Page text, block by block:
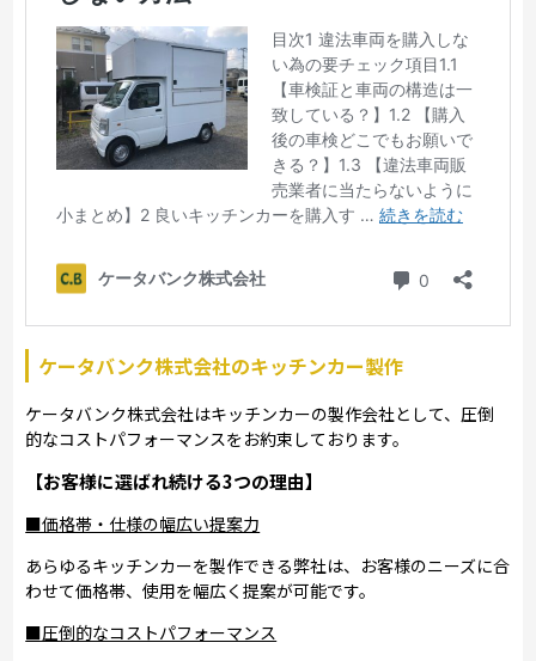
ケータバンク株式会社のキッチンカー製作
ケータバンク株式会社はキッチンカーの製作会社として、圧倒
的なコストパフォーマンスをお約束しております。
【お客様に選ばれ続ける3つの理由】
■価格帯・仕様の幅広い提案力
あらゆるキッチンカーを製作できる弊社は、お客様のニーズに合
わせて価格帯、使用を幅広く提案が可能です。
■圧倒的なコストパフォーマンス